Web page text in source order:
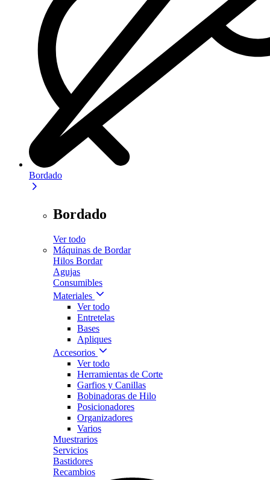
Bordado
Bordado
Ver todo
Máquinas de Bordar
Hilos Bordar
Agujas
Consumibles
Materiales
Ver todo
Entretelas
Bases
Apliques
Accesorios
Ver todo
Herramientas de Corte
Garfios y Canillas
Bobinadoras de Hilo
Posicionadores
Organizadores
Varios
Muestrarios
Servicios
Bastidores
Recambios